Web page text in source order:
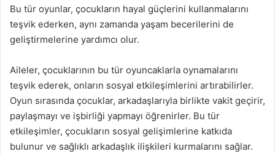
Bu tür oyunlar, çocukların hayal güçlerini kullanmalarını
teşvik ederken, aynı zamanda yaşam becerilerini de
geliştirmelerine yardımcı olur.
Aileler, çocuklarının bu tür oyuncaklarla oynamalarını
teşvik ederek, onların sosyal etkileşimlerini artırabilirler.
Oyun sırasında çocuklar, arkadaşlarıyla birlikte vakit geçirir,
paylaşmayı ve işbirliği yapmayı öğrenirler. Bu tür
etkileşimler, çocukların sosyal gelişimlerine katkıda
bulunur ve sağlıklı arkadaşlık ilişkileri kurmalarını sağlar.